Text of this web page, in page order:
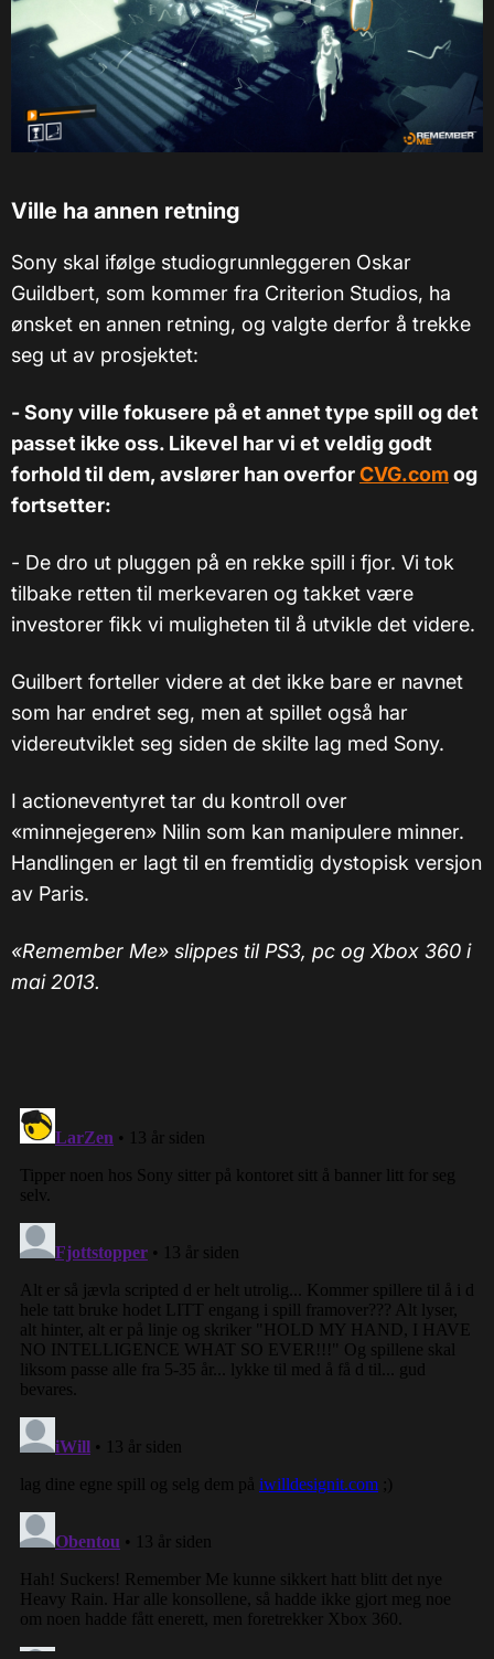
Ville ha annen retning
Sony skal ifølge studiogrunnleggeren Oskar
Guildbert, som kommer fra Criterion Studios, ha
ønsket en annen retning, og valgte derfor å trekke
seg ut av prosjektet:
- Sony ville fokusere på et annet type spill og det
passet ikke oss. Likevel har vi et veldig godt
forhold til dem, avslører han overforCVG.comog
fortsetter:
- De dro ut pluggen på en rekke spill i fjor. Vi tok
tilbake retten til merkevaren og takket være
investorer fikk vi muligheten til å utvikle det videre.
Guilbert forteller videre at det ikke bare er navnet
som har endret seg, men at spillet også har
videreutviklet seg siden de skilte lag med Sony.
I actioneventyret tar du kontroll over
«minnejegeren» Nilin som kan manipulere minner.
Handlingen er lagt til en fremtidig dystopisk versjon
av Paris.
«Remember Me» slippes til PS3, pc og Xbox 360 i
mai 2013.